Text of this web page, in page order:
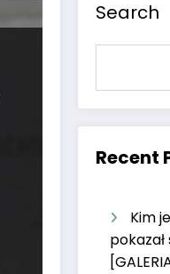
Search
Recent
Kim